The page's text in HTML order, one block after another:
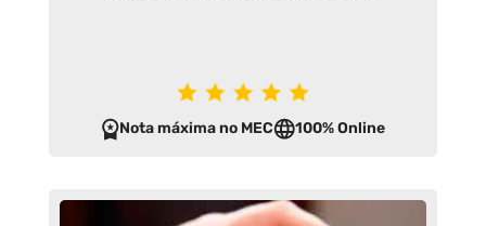
Nota máxima no MEC 100% Online